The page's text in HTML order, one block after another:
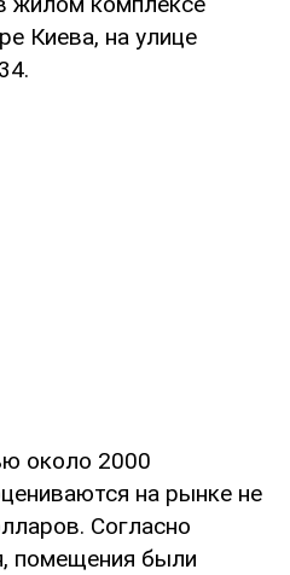
Киева, на улице
около 2000
на рынке не
Согласно
помещения были